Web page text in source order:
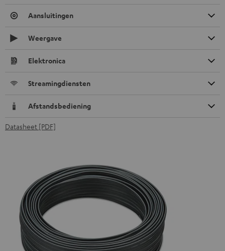
Aansluitingen
Weergave
Elektronica
Streamingdiensten
Afstandsbediening
Datasheet [PDF]